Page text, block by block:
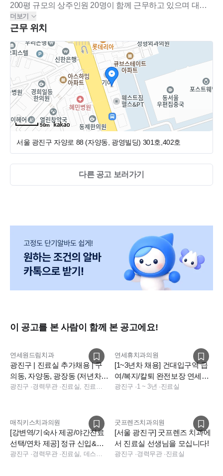
200평 규모의 상주인원 20명이 함께 근무하고 있으며 대표
원장님께서는 구강외과 전문의로
다양한 임플란트 케이스를 경험할 수 있습니다.
2015부터 구강스캐너 트리오스를 도입해 적극적으로 사용
하고 있으며,
모든 직원이 구강스캐너를 사용할 수 있도록 자체 교육 및 외
부교육을 하고 있습니다.
는 워라밸을 즐길 수 있는 치과 입니다.
상담팀장 3명 , 코디네이터 2명
더보기
근무 위치
50m
서울 광진구 자양로 88 (자양동, 광영빌딩) 301호,402호
다른 공고 보러가기
이 공고를 본 사람이 함께 본 공고에요!
연세원드림치과
광진구 | 진료실 추가채용 | 구
의동, 자양동, 광장동 (저년차~
고년차 모두 환영)
광진구 ·경력무관· 진료실, 진료팀장
연세휴치과의원
[1~3년차 채용] 건대입구역 급
여/복지/칼퇴 완전보장 연세휴
치과 건대점
광진구 ·1 ~ 3년 ·진료실
매직키스치과의원
[강변역/기숙사 제공/야간진료
선택/연차 제공] 정규 신입&경
력 채용
광진구 ·경력무관· 진료실, 데스크, 상담, 실장, 진료팀장, 데스크, 상담, 기타
굿프렌즈치과의원
[서울 광진구] 굿프렌즈 치과에
서 진료실 선생님을 모십니다!
광진구 ·경력무관·진료실